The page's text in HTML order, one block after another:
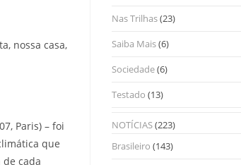
nossa casa,
Paris) – foi
que
cada
Nas Trilhas(23)
Saiba Mais(6)
Sociedade(6)
Testado (13)
NOTÍCIAS(223)
Brasileiro (143)